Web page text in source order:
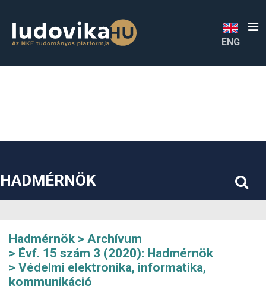
##plugins.themes.bootstrap3.accessible_menu.sidebar##
ENG
HADMÉRNÖK
Hadmérnök
Archívum
Évf. 15 szám 3 (2020): Hadmérnök
Védelmi elektronika, informatika,
kommunikáció